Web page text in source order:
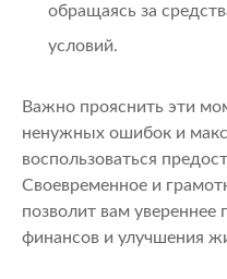
обращаясь за
условий.
Важно прояснить эти
ненужных ошибок и
воспользоваться
Своевременное и
позволит вам увереннее
финансов и улучшения